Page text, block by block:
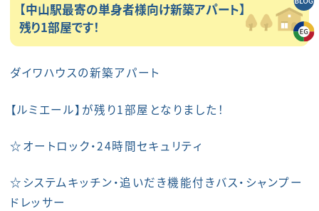
【中山駅最寄の単身者様向け新築アパート】
残り1部屋です！
ダイワハウスの新築アパート
【ルミエール】が残り1部屋となりました！
☆オートロック・24時間セキュリティ
☆システムキッチン・追いだき機能付きバス・シャンプー
ドレッサー